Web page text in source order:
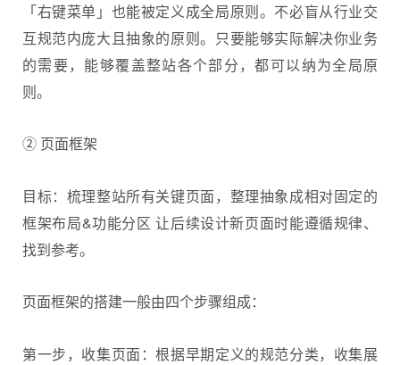
「右键菜单」也能被定义成全局原则。不必盲从行业交
互规范内庞大且抽象的原则。只要能够实际解决你业务
的需要，能够覆盖整站各个部分，都可以纳为全局原
则。
② 页面框架
目标：梳理整站所有关键页面，整理抽象成相对固定的
框架布局&功能分区 让后续设计新页面时能遵循规律、
找到参考。
页面框架的搭建一般由四个步骤组成：
第一步，收集页面：根据早期定义的规范分类，收集展